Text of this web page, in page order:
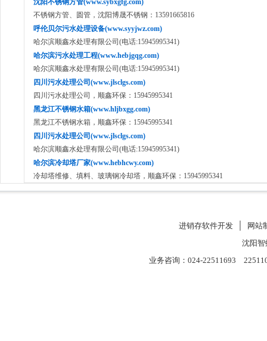
沈阳不锈钢方管(www.sybxgfg.com)
不锈钢方管、圆管，沈阳博晟不锈钢：13591665816
呼伦贝尔污水处理设备(www.syyjwz.com)
哈尔滨顺鑫水处理有限公司(电话:15945995341)
哈尔滨污水处理工程(www.hebjgqg.com)
哈尔滨顺鑫水处理有限公司(电话:15945995341)
四川污水处理公司(www.jlsclgs.com)
四川污水处理公司，顺鑫环保：15945995341
黑龙江不锈钢水箱(www.hljbxgg.com)
黑龙江不锈钢水箱，顺鑫环保：15945995341
四川污水处理公司(www.jlsclgs.com)
哈尔滨顺鑫水处理有限公司(电话:15945995341)
哈尔滨冷却塔厂家(www.hebhcwy.com)
冷却塔维修、填料、玻璃钢冷却塔，顺鑫环保：15945995341
进销存软件开发│
网站
沈阳
业务咨询：024-22511693